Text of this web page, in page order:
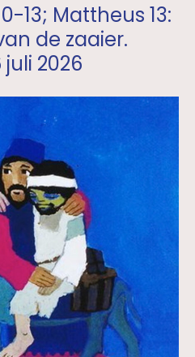
13; Mattheus 13:
de zaaier.
2026